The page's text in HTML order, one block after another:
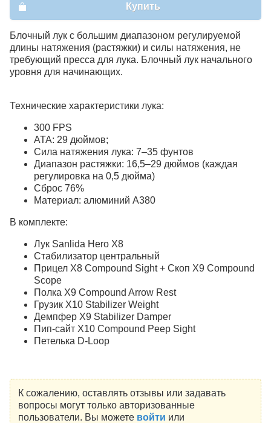
Купить
Блочный лук с большим диапазоном регулируемой
длины натяжения (растяжки) и силы натяжения, не
требующий пресса для лука. Блочный лук начального
уровня для начинающих.
Технические характеристики лука:
300 FPS
ATA: 29 дюймов;
Сила натяжения лука: 7–35 фунтов
Диапазон растяжки: 16,5–29 дюймов (каждая
регулировка на 0,5 дюйма)
Сброс 76%
Материал: алюминий A380
В комплекте:
Лук Sanlida Hero X8
Стабилизатор центральный
Прицел X8 Compound Sight + Скоп X9 Compound
Scope
Полка X9 Compound Arrow Rest
Грузик X10 Stabilizer Weight
Демпфер X9 Stabilizer Damper
Пип-сайт X10 Compound Peep Sight
Петелька D-Loop
К сожалению, оставлять отзывы или задавать
вопросы могут только авторизованные
пользователи. Вы можете войти или